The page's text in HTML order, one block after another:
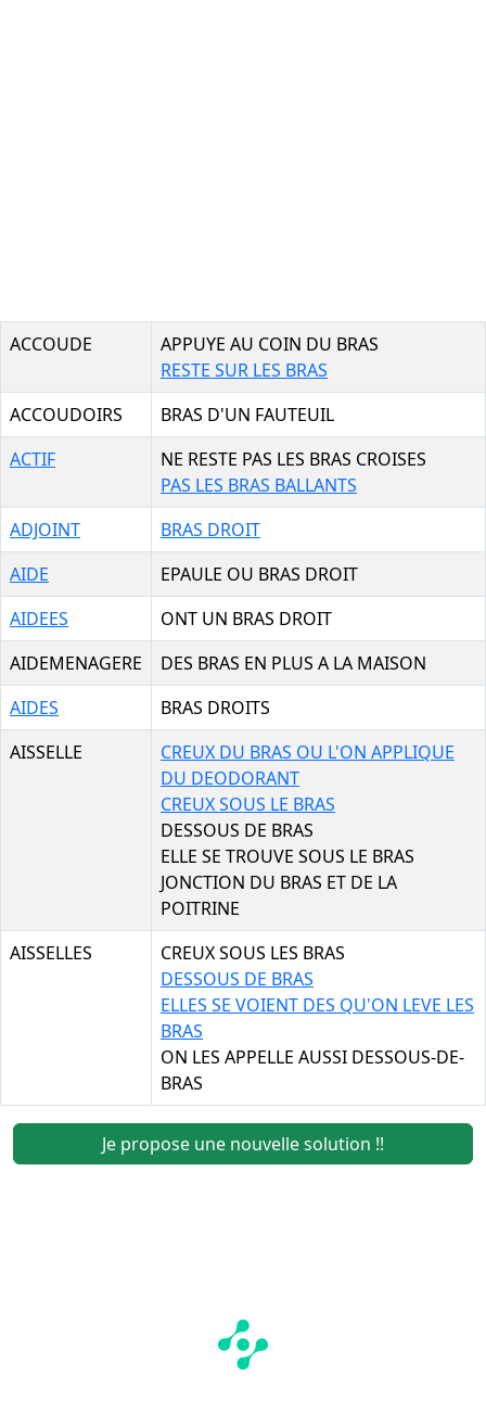
ACCOUDE
APPUYE AU COIN DU BRAS
RESTE SUR LES BRAS
ACCOUDOIRS
BRAS D'UN FAUTEUIL
ACTIF
NE RESTE PAS LES BRAS CROISES
PAS LES BRAS BALLANTS
ADJOINT
BRAS DROIT
AIDE
EPAULE OU BRAS DROIT
AIDEES
ONT UN BRAS DROIT
AIDEMENAGERE
DES BRAS EN PLUS A LA MAISON
AIDES
BRAS DROITS
AISSELLE
CREUX DU BRAS OU L'ON APPLIQUE
DU DEODORANT
CREUX SOUS LE BRAS
DESSOUS DE BRAS
ELLE SE TROUVE SOUS LE BRAS
JONCTION DU BRAS ET DE LA
POITRINE
AISSELLES
CREUX SOUS LES BRAS
DESSOUS DE BRAS
ELLES SE VOIENT DES QU'ON LEVE LES
BRAS
ON LES APPELLE AUSSI DESSOUS-DE-
BRAS
Je propose une nouvelle solution !!